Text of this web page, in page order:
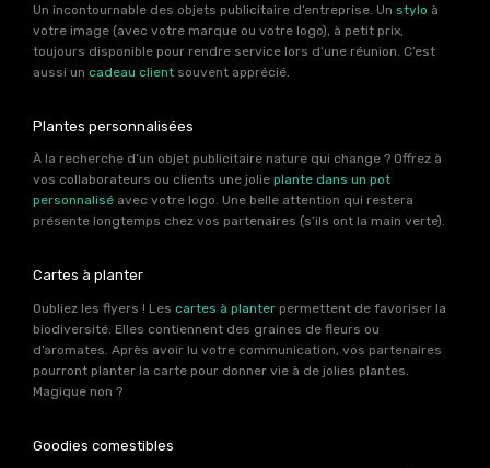
Un incontournable des objets publicitaire d’entreprise. Un stylo à
votre image (avec votre marque ou votre logo), à petit prix,
toujours disponible pour rendre service lors d’une réunion. C’est
aussi un cadeau client souvent apprécié.
Plantes personnalisées
À la recherche d’un objet publicitaire nature qui change ? Offrez à
vos collaborateurs ou clients une jolie plante dans un pot
personnalisé avec votre logo. Une belle attention qui restera
présente longtemps chez vos partenaires (s’ils ont la main verte).
Cartes à planter
Oubliez les flyers ! Les cartes à planter permettent de favoriser la
biodiversité. Elles contiennent des graines de fleurs ou
d’aromates. Après avoir lu votre communication, vos partenaires
pourront planter la carte pour donner vie à de jolies plantes.
Magique non ?
Goodies comestibles